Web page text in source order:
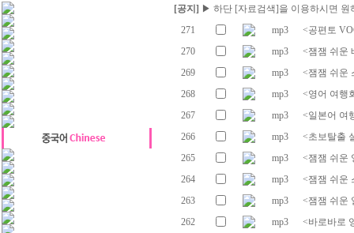
[공지] ▶ 하단 [자료검색]을 이용하시면 원
271
mp3
<공편토
270
mp3
<잼잼 쉬운
269
mp3
<잼잼 쉬운
268
mp3
<영어 여행
267
mp3
<일본어 여
266
mp3
<초보탈출
265
mp3
<잼잼 쉬운
264
mp3
<잼잼 쉬운
263
mp3
<잼잼 쉬운
262
mp3
<바로바로